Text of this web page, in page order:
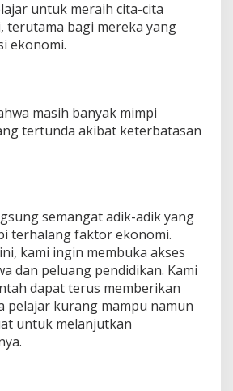
untuk meraih cita-cita
terutama bagi mereka yang
ekonomi.
masih banyak mimpi
tertunda akibat keterbatasan
semangat adik-adik yang
terhalang faktor ekonomi.
kami ingin membuka akses
dan peluang pendidikan. Kami
dapat terus memberikan
pelajar kurang mampu namun
untuk melanjutkan